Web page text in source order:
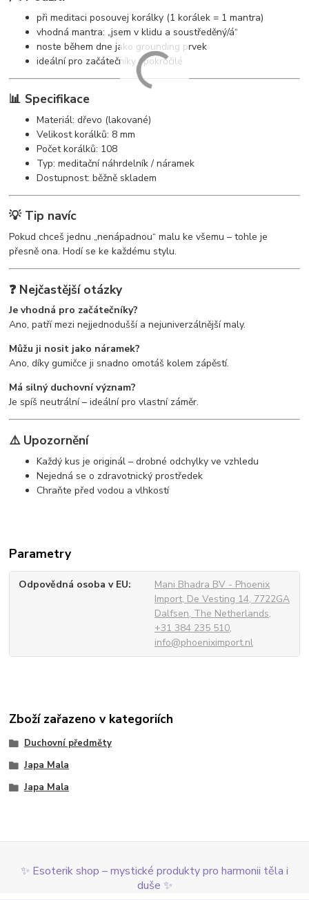
při meditaci posouvej korálky (1 korálek = 1 mantra)
vhodná mantra: „jsem v klidu a soustředěný/á“
noste během dne jako grounding prvek
ideální pro začátečníky i pokročilé
📊 Specifikace
Materiál: dřevo (lakované)
Velikost korálků: 8 mm
Počet korálků: 108
Typ: meditační náhrdelník / náramek
Dostupnost: běžně skladem
💡 Tip navíc
Pokud chceš jednu „nenápadnou“ malu ke všemu – tohle je
přesně ona. Hodí se ke každému stylu.
❓ Nejčastější otázky
Je vhodná pro začátečníky?
Ano, patří mezi nejjednodušší a nejuniverzálnější maly.
Můžu ji nosit jako náramek?
Ano, díky gumičce ji snadno omotáš kolem zápěstí.
Má silný duchovní význam?
Je spíš neutrální – ideální pro vlastní záměr.
⚠️ Upozornění
Každý kus je originál – drobné odchylky ve vzhledu
Nejedná se o zdravotnický prostředek
Chraňte před vodou a vlhkostí
Parametry
Odpovědná osoba v EU
Mani Bhadra BV - Phoenix
Import, De Vesting 14, 7722GA
Dalfsen, The Netherlands,
+31 384 235 510,
info@phoeniximport.nl
Zboží zařazeno v kategoriích
Duchovní předměty
Japa Mala
Japa Mala
✨ Esoterik shop – mystické produkty pro harmonii těla i
duše ✨